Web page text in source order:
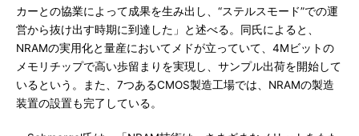
カーとの協業によって成果を生み出し、“ステルスモード”での運
営から抜け出す時期に到達した」と述べる。同氏によると、
NRAMの実用化と量産においてメドが立っていて、4Mビットの
メモリチップで高い歩留まりを実現し、サンプル出荷を開始して
いるという。また、7つあるCMOS製造工場では、NRAMの製造
装置の設置も完了している。